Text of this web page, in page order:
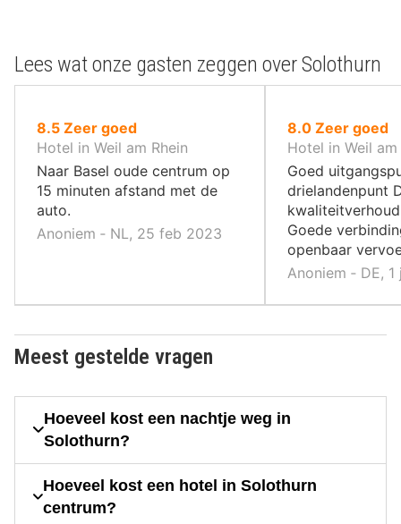
Lees wat onze gasten zeggen over Solothurn
8.5uit
10
,
Zeer goed
Hotel in Weil am Rhein
Naar Basel oude centrum op
15 minuten afstand met de
auto.
Anoniem ‐ NL, 25 feb 2023
8.0uit
10
,
Zeer goed
Hotel in Weil am
Goed
drielandenpunt
Goede
openbaar
Anoniem ‐ DE,
Meest gestelde vragen
Hoeveel kost een nachtje weg in
Solothurn?
Hoeveel kost een hotel in Solothurn
centrum?